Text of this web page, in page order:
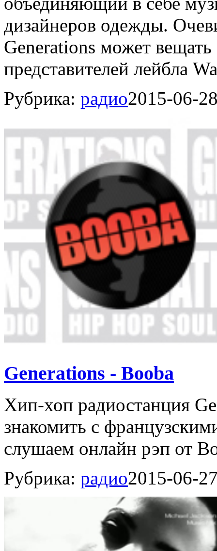
дизайнеров одежды.
Generations может
представителей лейбла
Рубрика: радио2015-06-
Generations - Booba
Хип-хоп радиостанция
знакомить с
слушаем онлайн рэп от
Рубрика: радио2015-06-